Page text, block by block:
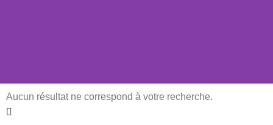
Aucun résultat ne correspond à votre recherche.